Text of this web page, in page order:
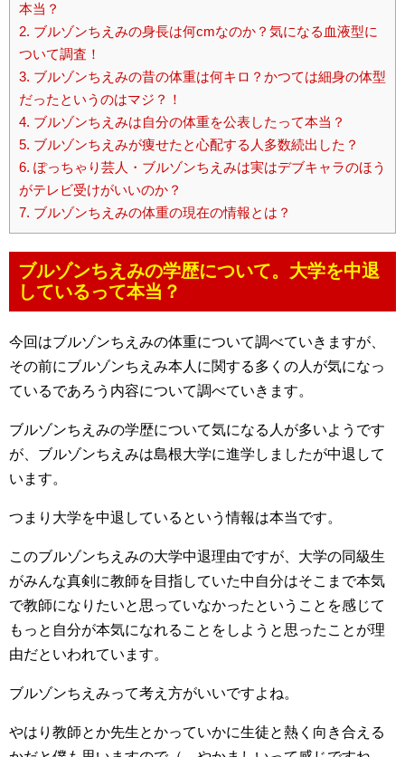
本当？
2. ブルゾンちえみの身長は何cmなのか？気になる血液型に
ついて調査！
3. ブルゾンちえみの昔の体重は何キロ？かつては細身の体型
だったというのはマジ？！
4. ブルゾンちえみは自分の体重を公表したって本当？
5. ブルゾンちえみが痩せたと心配する人多数続出した？
6. ぽっちゃり芸人・ブルゾンちえみは実はデブキャラのほう
がテレビ受けがいいのか？
7. ブルゾンちえみの体重の現在の情報とは？
ブルゾンちえみの学歴について。大学を中退
しているって本当？
今回はブルゾンちえみの体重について調べていきますが、
その前にブルゾンちえみ本人に関する多くの人が気になっ
ているであろう内容について調べていきます。
ブルゾンちえみの学歴について気になる人が多いようです
が、ブルゾンちえみは島根大学に進学しましたが中退して
います。
つまり大学を中退しているという情報は本当です。
このブルゾンちえみの大学中退理由ですが、大学の同級生
がみんな真剣に教師を目指していた中自分はそこまで本気
で教師になりたいと思っていなかったということを感じて
もっと自分が本気になれることをしようと思ったことが理
由だといわれています。
ブルゾンちえみって考え方がいいですよね。
やはり教師とか先生とかっていかに生徒と熱く向き合える